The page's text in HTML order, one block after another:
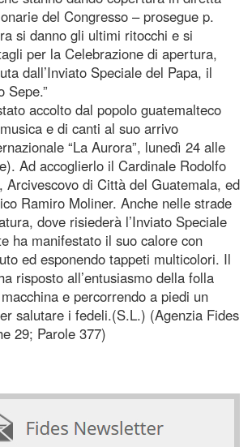
del Congresso – prosegue p.
si danno gli ultimi ritocchi e si
per la Celebrazione di apertura,
dall’Inviato Speciale del Papa, il
Sepe.”
accolto dal popolo guatemalteco
e di canti al suo arrivo
“La Aurora”, lunedì 24 alle
Ad accoglierlo il Cardinale Rodolfo
Arcivescovo di Città del Guatemala, ed
Ramiro Moliner. Anche nelle strade
dove risiederà l’Inviato Speciale
ha manifestato il suo calore con
ed esponendo tappeti multicolori. Il
risposto all’entusiasmo della folla
e percorrendo a piedi un
salutare i fedeli.(S.L.) (Agenzia Fides
29; Parole 377)